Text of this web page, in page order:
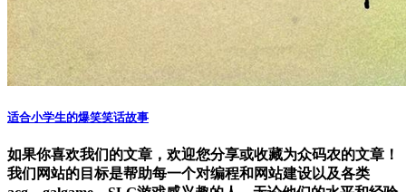
适合小学生的爆笑笑话故事
如果你喜欢我们的文章，欢迎您分享或收藏为众码农的文章！
我们网站的目标是帮助每一个对编程和网站建设以及各类